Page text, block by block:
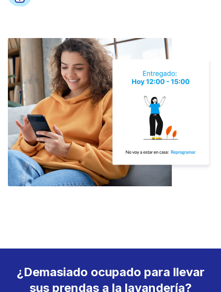
¿Demasiado ocupado para llevar
sus prendas a la lavandería?